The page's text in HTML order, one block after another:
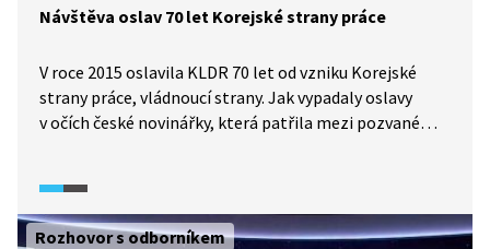
Návštěva oslav 70 let Korejské strany práce
V roce 2015 oslavila KLDR 70 let od vzniku Korejské
strany práce, vládnoucí strany. Jak vypadaly oslavy
v očích české novinářky, která patřila mezi pozvané
nejen odpovědi na tyto otázky, ale i další postřehy
k celé akci.
Rozhovor s odborníkem